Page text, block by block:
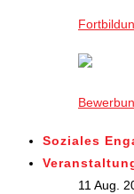
Soziales
11 Aug.